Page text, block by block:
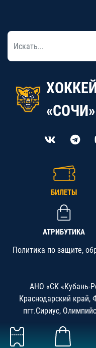
«СОЧИ»
БИЛЕТЫ
АТРИБУТИКА
Политика по защите,
АНО «СК «Кубань-
Краснодарский край,
пгт.Сириус,